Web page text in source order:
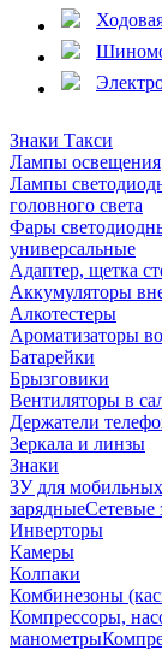
Знаки Такси
Лампы освещения
Лампы
головного света
Фары
универсальные
Адаптер, щетка
Аккумуляторы
Алкотестеры
Ароматизаторы
Батарейки
Брызговики
Вентиляторы в
Держатели
Зеркала и линзы
Знаки
ЗУ для мобильных
зарядныеСетевые
Инверторы
Камеры
Колпаки
Комбинезоны
Компрессоры,
манометры